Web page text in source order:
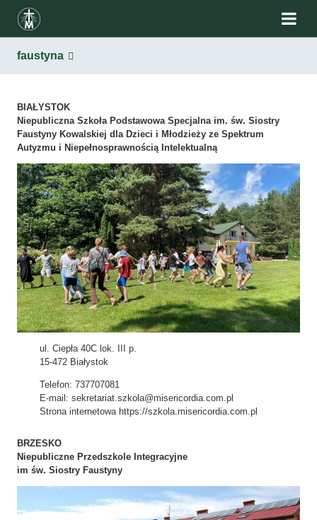
faustyna
BIAŁYSTOK
Niepubliczna Szkoła Podstawowa Specjalna im. św. Siostry
Faustyny Kowalskiej dla Dzieci i Młodzieży ze Spektrum
Autyzmu i Niepełnosprawnością Intelektualną
ul. Ciepła 40C lok. III p.
15-472 Białystok
Telefon: 737707081
E-mail: sekretariat.szkola@misericordia.com.pl
Strona internetowa https://szkola.misericordia.com.pl
BRZESKO
Niepubliczne Przedszkole Integracyjne
im św. Siostry Faustyny